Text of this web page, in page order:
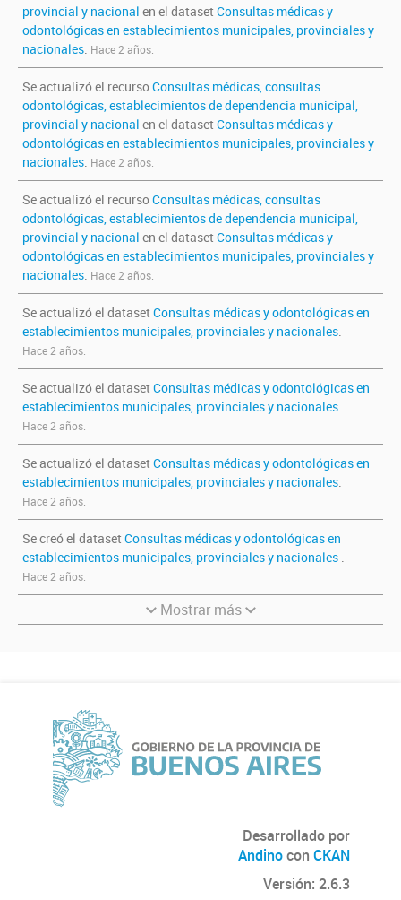
provincial y nacional en el dataset Consultas médicas y
odontológicas en establecimientos municipales, provinciales y
nacionales. Hace 2 años.
Se actualizó el recursoConsultas médicas, consultas
odontológicas, establecimientos de dependencia municipal,
provincial y nacional en el dataset Consultas médicas y
odontológicas en establecimientos municipales, provinciales y
nacionales. Hace 2 años.
Se actualizó el recursoConsultas médicas, consultas
odontológicas, establecimientos de dependencia municipal,
provincial y nacional en el dataset Consultas médicas y
odontológicas en establecimientos municipales, provinciales y
nacionales. Hace 2 años.
Se actualizó el dataset Consultas médicas y odontológicas en
establecimientos municipales, provinciales y nacionales.
Hace 2 años.
Se actualizó el dataset Consultas médicas y odontológicas en
establecimientos municipales, provinciales y nacionales.
Hace 2 años.
Se actualizó el dataset Consultas médicas y odontológicas en
establecimientos municipales, provinciales y nacionales.
Hace 2 años.
Se creó el dataset Consultas médicas y odontológicas en
establecimientos municipales, provinciales y nacionales .
Hace 2 años.
Mostrar más
Desarrollado por
Andinocon CKAN
Versión: 2.6.3